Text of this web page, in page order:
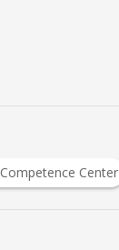
Competence Center